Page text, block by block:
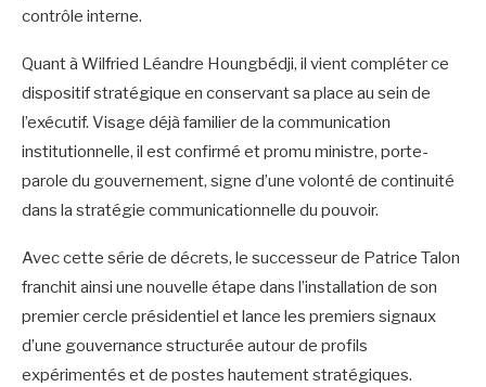
contrôle interne.
Quant à Wilfried Léandre Houngbédji, il vient compléter ce
dispositif stratégique en conservant sa place au sein de
l’exécutif. Visage déjà familier de la communication
institutionnelle, il est confirmé et promu ministre, porte-
parole du gouvernement, signe d’une volonté de continuité
dans la stratégie communicationnelle du pouvoir.
Avec cette série de décrets, le successeur de Patrice Talon
franchit ainsi une nouvelle étape dans l’installation de son
premier cercle présidentiel et lance les premiers signaux
d’une gouvernance structurée autour de profils
expérimentés et de postes hautement stratégiques.